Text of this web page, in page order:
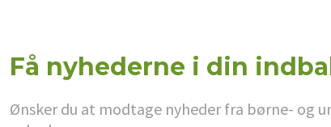
Få nyhederne i din
Ønsker du at modtage nyheder fra børne- og